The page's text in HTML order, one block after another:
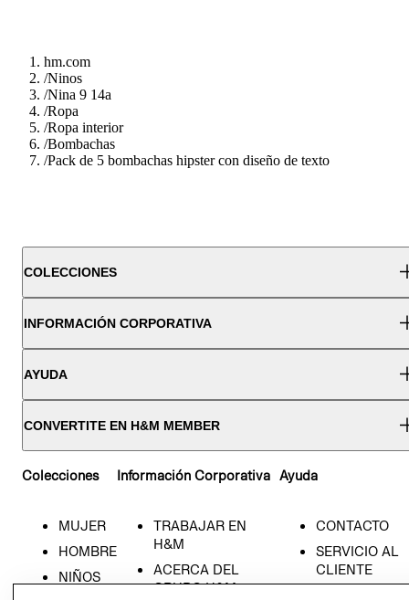
hm.com
/Ninos
/Nina 9 14a
/Ropa
/Ropa interior
/Bombachas
/Pack de 5 bombachas hipster con diseño de texto
COLECCIONES
INFORMACIÓN CORPORATIVA
AYUDA
CONVERTITE EN H&M MEMBER
Colecciones
MUJER
HOMBRE
NIÑOS
Información Corporativa
TRABAJAR EN
H&M
ACERCA DEL
GRUPO H&M
Ayuda
CONTACTO
SERVICIO AL
CLIENTE